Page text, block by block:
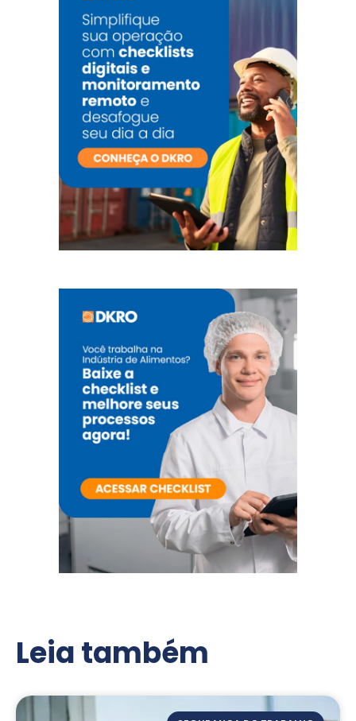
Leia também